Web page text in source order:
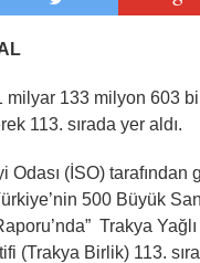
milyar 133 milyon 603
113. sırada yer aldı.
Odası (İSO)
500 Büyük
Trakya
(Trakya Birlik) 113.